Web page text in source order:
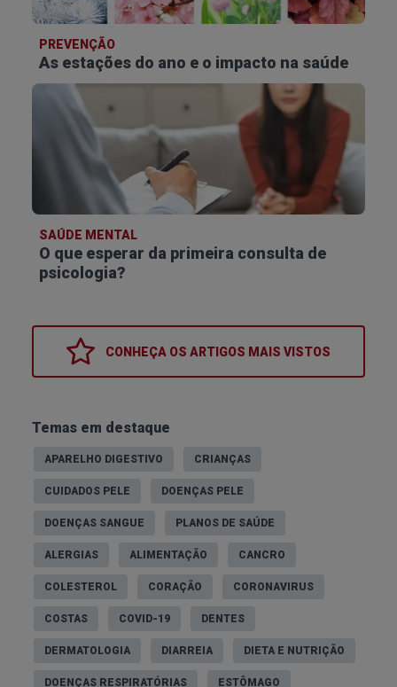
PREVENÇÃO
As estações do ano e o impacto na saúde
SAÚDE MENTAL
O que esperar da primeira consulta de
psicologia?
CONHEÇA OS ARTIGOS MAIS VISTOS
Temas em destaque
APARELHO DIGESTIVO CRIANÇAS
CUIDADOS PELE DOENÇAS PELE
DOENÇAS SANGUE PLANOS DE SAÚDE
ALERGIAS ALIMENTAÇÃO CANCRO
COLESTEROL CORAÇÃO CORONAVIRUS
COSTAS COVID-19 DENTES
DERMATOLOGIA DIARREIA DIETA E NUTRIÇÃO
DOENÇAS RESPIRATÓRIAS ESTÔMAGO